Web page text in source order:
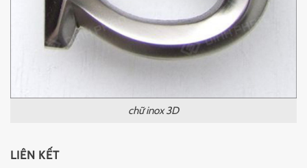
chữ inox 3D
LIÊN KẾT